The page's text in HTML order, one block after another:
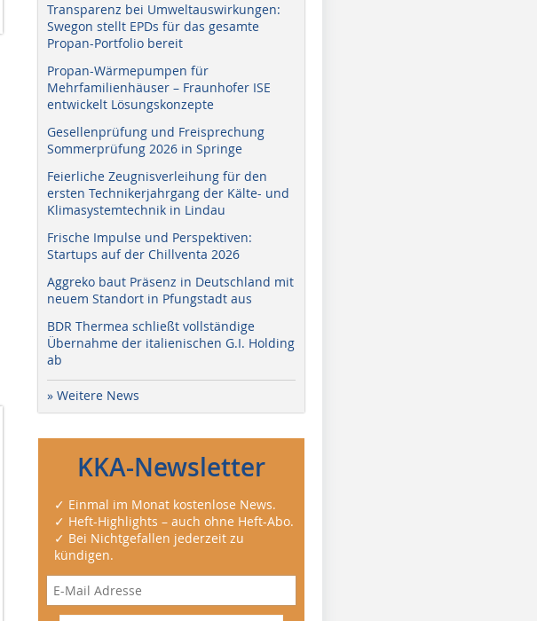
Transparenz bei Umweltauswirkungen:
Swegon stellt EPDs für das gesamte
Propan-Portfolio bereit
Propan-Wärmepumpen für
Mehrfamilienhäuser – Fraunhofer ISE
entwickelt Lösungskonzepte
Gesellenprüfung und Freisprechung
Sommerprüfung 2026 in Springe
Feierliche Zeugnisverleihung für den
ersten Technikerjahrgang der Kälte- und
Klimasystemtechnik in Lindau
Frische Impulse und Perspektiven:
Startups auf der Chillventa 2026
Aggreko baut Präsenz in Deutschland mit
neuem Standort in Pfungstadt aus
BDR Thermea schließt vollständige
Übernahme der italienischen G.I. Holding
ab
» Weitere News
KKA-Newsletter
✓ Einmal im Monat kostenlose News.
✓ Heft-Highlights – auch ohne Heft-Abo.
✓ Bei Nichtgefallen jederzeit zu
kündigen.